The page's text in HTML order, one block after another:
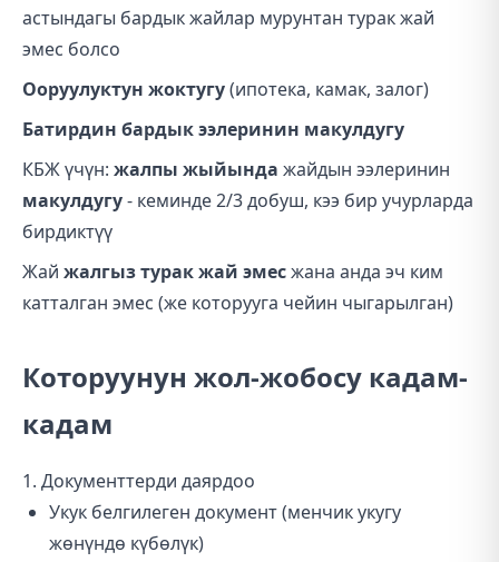
астындагы бардык жайлар мурунтан турак жай
эмес болсо
Ооруулуктун жоктугу(ипотека, камак, залог)
Батирдин бардык ээлеринин макулдугу
КБЖ үчүн: жалпы жыйында жайдын ээлеринин
макулдугу- кеминде 2/3 добуш, кээ бир учурларда
бирдиктүү
Жай жалгыз турак жай эмесжана анда эч ким
катталган эмес (же которууга чейин чыгарылган)
Которуунун жол-жобосу кадам-
кадам
1. Документтерди даярдоо
Укук белгилеген документ (менчик укугу
жөнүндө күбөлүк)